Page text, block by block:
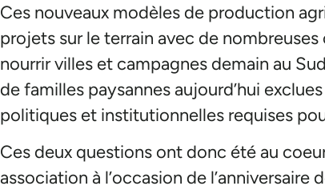
Ces nouveaux modèles de production
projets sur le terrain avec de
nourrir villes et campagnes demain au
de familles paysannes aujourd’hui
politiques et institutionnelles requises
Ces deux questions ont donc été au
association à l’occasion de